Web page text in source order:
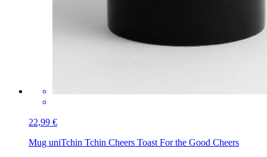
22,99 €
Mug uniTchin Tchin Cheers Toast For the Good Cheers